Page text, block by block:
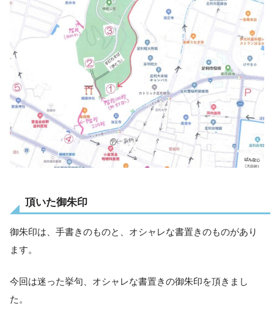
頂いた御朱印
御朱印は、手書きのものと、オシャレな書置きのものがあり
ます。
今回は迷った挙句、オシャレな書置きの御朱印を頂きまし
た。